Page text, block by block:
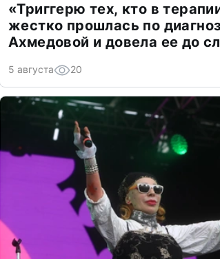
«Триггерю тех, кто в
жестко прошлась по
Ахмедовой и довела ее до
5 августа 20